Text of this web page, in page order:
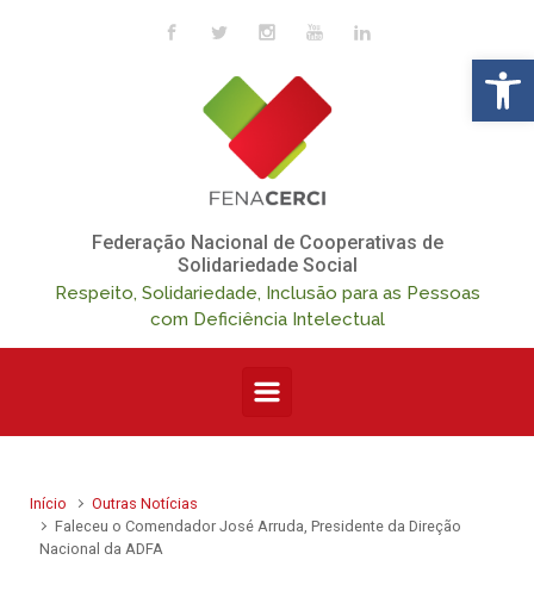
Skip to main content
Federação Nacional de Cooperativas de
Solidariedade Social
Respeito, Solidariedade, Inclusão para as Pessoas
com Deficiência Intelectual
Início
Outras Notícias
Faleceu o Comendador José Arruda, Presidente da Direção
Nacional da ADFA